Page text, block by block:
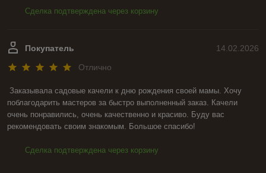
Сделка подтверждена через корзину
14.02.2026
Покупатель
Отлично
Заказывала садовые качели к дню рождения своей мамы. Хочу
поблагодарить мастеров за быстро выполненный заказ. Качели
очень понравились, очень качественно и красиво. Буду вас
рекомендовать своим знакомым. Большое спасибо!
Сделка подтверждена через корзину